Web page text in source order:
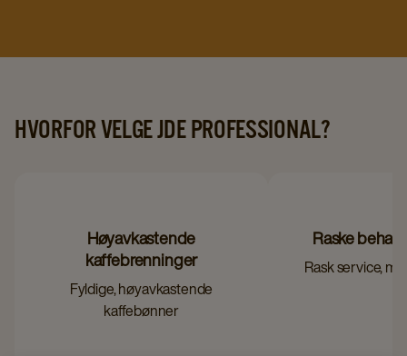
HVORFOR VELGE JDE PROFESSIONAL?
Høyavkastende
kaffebrenninger
Fyldige, høyavkastende
kaffebønner
Raske
Rask service,